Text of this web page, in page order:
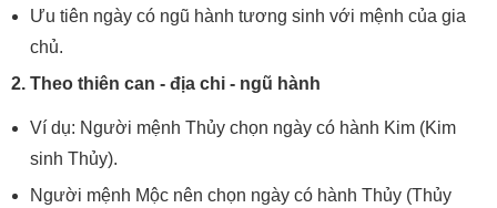
Ưu tiên ngày có ngũ hành tương sinh với mệnh của gia
chủ.
2. Theo thiên can - địa chi - ngũ hành
Ví dụ: Người mệnh Thủy chọn ngày có hành Kim (Kim
sinh Thủy).
Người mệnh Mộc nên chọn ngày có hành Thủy (Thủy